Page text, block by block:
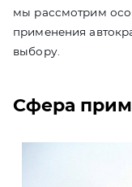
мы рассмотрим
применения
выбору.
Сфера